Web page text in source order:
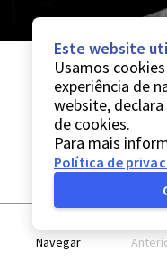
Navegar
Este website
Usamos
experiência de
website,
de cookies.
Para mais
Política de